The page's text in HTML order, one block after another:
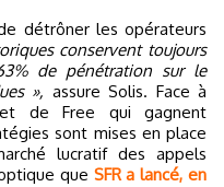
détrôner les opérateurs
conservent toujours
de pénétration sur le
», assure Solis. Face à
de Free qui gagnent
sont mises en place
lucratif des appels
que SFR a lancé, en